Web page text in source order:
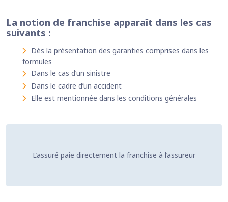
La notion de franchise apparaît dans les cas
suivants :
Dès la présentation des garanties comprises dans les
formules
Dans le cas d’un sinistre
Dans le cadre d’un accident
Elle est mentionnée dans les conditions générales
L’assuré paie directement la franchise à l’assureur